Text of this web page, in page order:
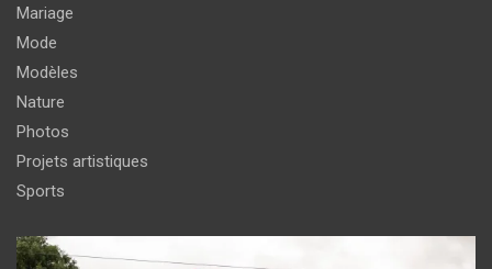
Mariage
Mode
Modèles
Nature
Photos
Projets artistiques
Sports